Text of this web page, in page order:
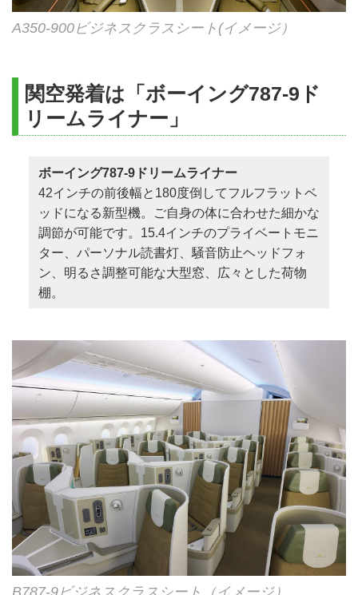
延泊代金（1名様1泊あたり）
ホテル
インターコンチネンタル・アシ
（クラブインターコンチネンタル
出発日／発着地
成 田
4/1～4/23
382,000 382,000
4/24～4/27
382,000 419,000
4/28～5/1
392,000 429,000
5/2
5/7～7/18
382,000 382,000
7/19～7/21
392,000 392,000
7/22
392,000 429,000
7/23～8/5
382,000 382,000
8/6, 8/7
418,000 418,000
8/8～8/11
392,000 429,000
8/12, 8/13
392,000 429,000
8/14～8/16
382,000 418,000
ビジネスクラス／1室2名利用時の1名様代金 (単位：円)
査証（VISA、ESTA）作成代行費用
空港諸税／燃油サーチャージ（別途料金記
追加ゴルフ代
レンタルクラブ、レンタルシューズ、練習
オプショナルツアー代
1名1室利用追加代金
延泊代金
各種チップ
海外旅行傷害保険料金（任意保険）
A350-900ビジネスクラスシート(イメージ）
関空発着は「ボーイング787-9ド
リームライナー」
ボーイング787-9ドリームライナー
42インチの前後幅と180度倒してフルフラットベ
ッドになる新型機。ご自身の体に合わせた細かな
調節が可能です。15.4インチのプライベートモニ
ター、パーソナル読書灯、騒音防止ヘッドフォ
ン、明るさ調整可能な大型窓、広々とした荷物
棚。
B787-9ビジネスクラスシート（イメージ）